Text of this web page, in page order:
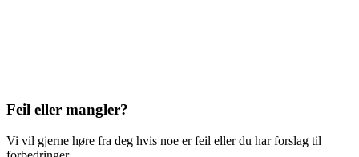
Feil eller mangler?
Vi vil gjerne høre fra deg hvis noe er feil eller du har forslag til